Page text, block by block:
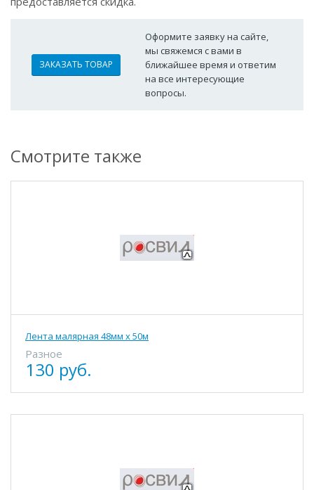
ЗАКАЗАТЬ ТОВАР
Оформите заявку на сайте,
мы свяжемся с вами в
ближайшее время и ответим
на все интересующие
вопросы.
Смотрите также
Лента малярная 48мм х 50м
Разное
130 руб.